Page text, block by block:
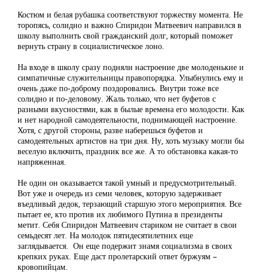
Костюм и белая рубашка соответствуют торжеству момента. Не
торопясь, солидно и важно Спиридон Матвеевич направился в
школу выполнить свой гражданский долг, который поможет
вернуть страну в социалистическое лоно.
На входе в школу сразу подняли настроение две молоденькие и
симпатичные служительницы правопорядка. Улыбнулись ему и
очень даже по-доброму поздоровались. Внутри тоже все
солидно и по-деловому. Жаль только, что нет буфетов с
разными вкусностями, как в былые времена его молодости. Как
и нет народной самодеятельности, поднимающей настроение.
Хотя, с другой стороны, разве наберешься буфетов и
самодеятельных артистов на три дня. Ну, хоть музыку могли бы
веселую включить, праздник все же. А то обстановка какая-то
напряженная.
Не один он оказывается такой умный и предусмотрительный.
Вот уже и очередь из семи человек, которую задерживает
въедливый дедок, терзающий старшую этого мероприятия. Все
пытает ее, кто против их любимого Путина в президенты
метит. Себя Спиридон Матвеевич стариком не считает в свои
семьдесят лет. На молодок пятидесятилетних еще
заглядывается. Он еще подержит знамя социализма в своих
крепких руках. Еще даст пролетарский ответ буржуям –
кровопийцам.